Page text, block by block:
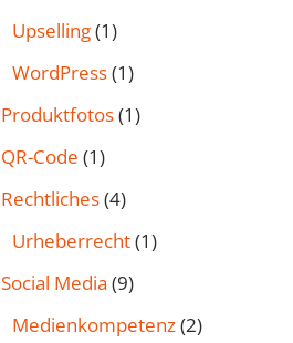
Upselling(1)
WordPress(1)
Produktfotos(1)
QR-Code (1)
Rechtliches(4)
Urheberrecht(1)
Social Media (9)
Medienkompetenz(2)